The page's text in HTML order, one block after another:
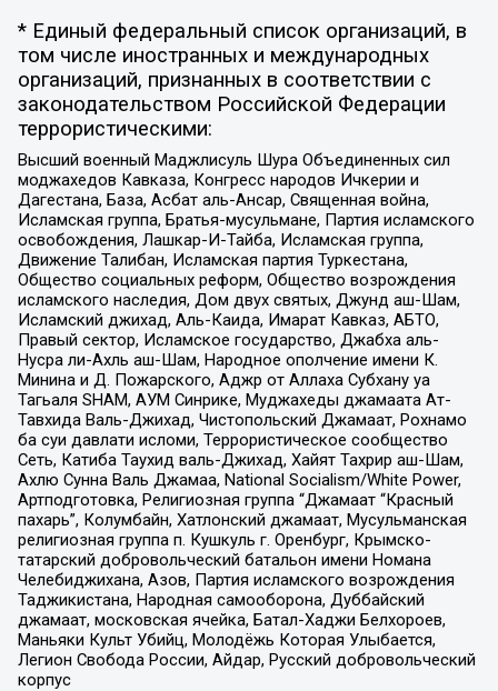
* Единый федеральный список организаций, в
том числе иностранных и международных
организаций, признанных в соответствии с
законодательством Российской Федерации
террористическими:
Высший военный Маджлисуль Шура Объединенных сил
моджахедов Кавказа, Конгресс народов Ичкерии и
Дагестана, База, Асбат аль-Ансар, Священная война,
Исламская группа, Братья-мусульмане, Партия исламского
освобождения, Лашкар-И-Тайба, Исламская группа,
Движение Талибан, Исламская партия Туркестана,
Общество социальных реформ, Общество возрождения
исламского наследия, Дом двух святых, Джунд аш-Шам,
Исламский джихад, Аль-Каида, Имарат Кавказ, АБТО,
Правый сектор, Исламское государство, Джабха аль-
Нусра ли-Ахль аш-Шам, Народное ополчение имени К.
Минина и Д. Пожарского, Аджр от Аллаха Субхану уа
Тагьаля SHAM, АУМ Синрике, Муджахеды джамаата Ат-
Тавхида Валь-Джихад, Чистопольский Джамаат, Рохнамо
ба суи давлати исломи, Террористическое сообщество
Сеть, Катиба Таухид валь-Джихад, Хайят Тахрир аш-Шам,
Ахлю Сунна Валь Джамаа, National Socialism/White Power,
Артподготовка, Религиозная группа “Джамаат “Красный
пахарь”, Колумбайн, Хатлонский джамаат, Мусульманская
религиозная группа п. Кушкуль г. Оренбург, Крымско-
татарский добровольческий батальон имени Номана
Челебиджихана, Азов, Партия исламского возрождения
Таджикистана, Народная самооборона, Дуббайский
джамаат, московская ячейка, Батал-Хаджи Белхороев,
Маньяки Культ Убийц, Молодёжь Которая Улыбается,
Легион Свобода России, Айдар, Русский добровольческий
корпус